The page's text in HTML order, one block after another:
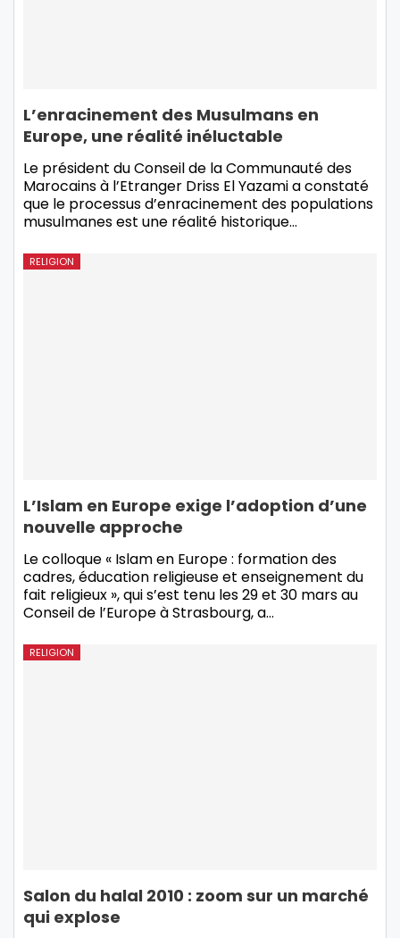
L’enracinement des Musulmans en
Europe, une réalité inéluctable
Le président du Conseil de la Communauté des
Marocains à l’Etranger Driss El Yazami a constaté
que le processus d’enracinement des populations
musulmanes est une réalité historique…
RELIGION
L’Islam en Europe exige l’adoption d’une
nouvelle approche
Le colloque « Islam en Europe : formation des
cadres, éducation religieuse et enseignement du
fait religieux », qui s’est tenu les 29 et 30 mars au
Conseil de l’Europe à Strasbourg, a…
RELIGION
Salon du halal 2010 : zoom sur un marché
qui explose